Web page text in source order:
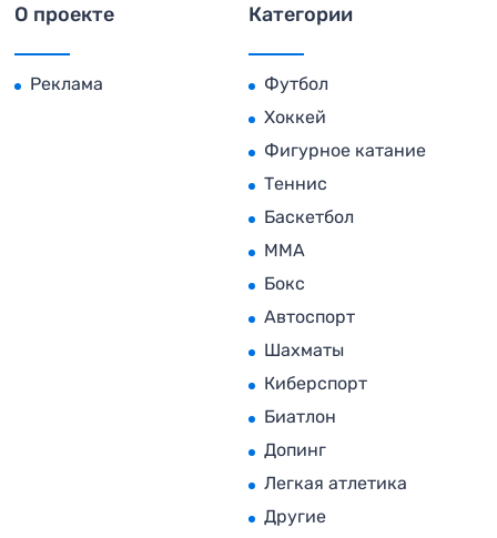
О проекте
Реклама
Категории
Футбол
Хоккей
Фигурное катание
Теннис
Баскетбол
MMA
Бокс
Автоспорт
Шахматы
Киберспорт
Биатлон
Допинг
Легкая атлетика
Другие